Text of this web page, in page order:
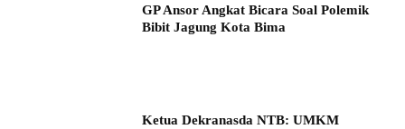
GP Ansor Angkat Bicara Soal Polemik
Bibit Jagung Kota Bima
Ketua Dekranasda NTB: UMKM